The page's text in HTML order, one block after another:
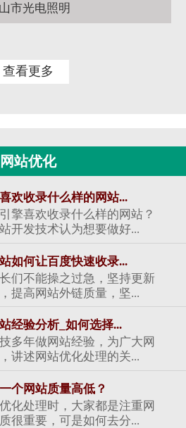
市光电照明
查看更多
网站优化
欢收录什么样的网站...
擎喜欢收录什么样的网站？
开发技术认为想要做好...
如何让百度快速收录...
们不能操之过急，坚持更新
提高网站外链质量，坚...
经验分析_如何选择...
多年做网站经验，为广大网
讲述网站优化处理的关...
个网站质量高低？
化处理时，大家都是注重网
很重要，可是如何去分...